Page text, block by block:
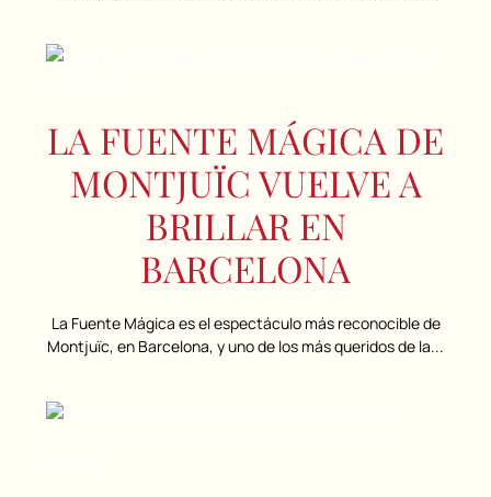
LA FUENTE MÁGICA DE
MONTJUÏC VUELVE A
BRILLAR EN
BARCELONA
La Fuente Mágica es el espectáculo más reconocible de
Montjuïc, en Barcelona, y uno de los más queridos de la...